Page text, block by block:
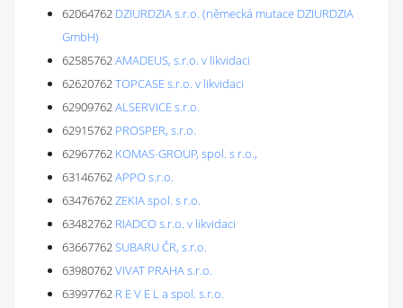
62064762 DZIURDZIA s.r.o. (německá mutace DZIURDZIA
GmbH)
62585762AMADEUS, s.r.o. v likvidaci
62620762TOPCASE s.r.o. v likvidaci
62909762ALSERVICE s.r.o.
62915762 PROSPER, s.r.o.
62967762 KOMAS-GROUP, spol. s r.o.,
63146762APPO s.r.o.
63476762ZEKIA spol. s r.o.
63482762 RIADCO s.r.o. v likvidaci
63667762SUBARU ČR, s.r.o.
63980762VIVAT PRAHA s.r.o.
63997762 R E V E L a spol. s.r.o.